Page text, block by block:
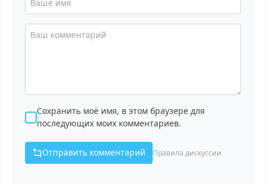
Сохранить моё имя, в этом браузере для
последующих моих комментариев.
Отправить комментарий Правила дискуссии